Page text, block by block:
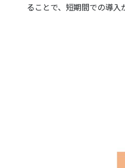
ることで、短期間での導